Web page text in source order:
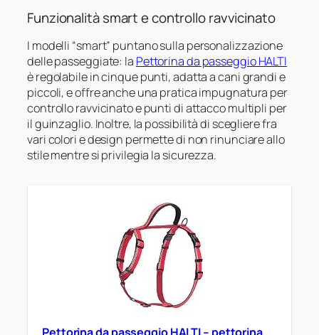
Funzionalità smart e controllo ravvicinato
I modelli “smart” puntano sulla personalizzazione
delle passeggiate: la Pettorina da passeggio HALTI
è regolabile in cinque punti, adatta a cani grandi e
piccoli, e offre anche una pratica impugnatura per
controllo ravvicinato e punti di attacco multipli per
il guinzaglio. Inoltre, la possibilità di scegliere fra
vari colori e design permette di non rinunciare allo
stile mentre si privilegia la sicurezza.